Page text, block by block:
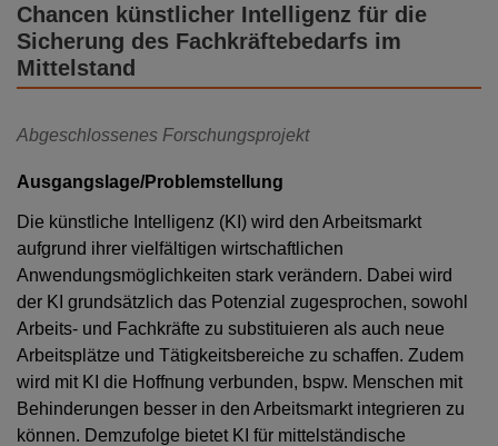
Chancen künstlicher Intelligenz für die
Sicherung des Fachkräftebedarfs im
Mittelstand
Abgeschlossenes Forschungsprojekt
Ausgangslage/Problemstellung
Die künstliche Intelligenz (KI) wird den Arbeitsmarkt
aufgrund ihrer vielfältigen wirtschaftlichen
Anwendungsmöglichkeiten stark verändern. Dabei wird
der KI grundsätzlich das Potenzial zugesprochen, sowohl
Arbeits- und Fachkräfte zu substituieren als auch neue
Arbeitsplätze und Tätigkeitsbereiche zu schaffen. Zudem
wird mit KI die Hoffnung verbunden, bspw. Menschen mit
Behinderungen besser in den Arbeitsmarkt integrieren zu
können. Demzufolge bietet KI für mittelständische